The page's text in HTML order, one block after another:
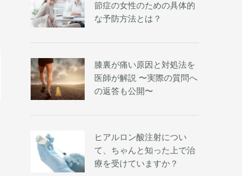
節症の女性のための具体的
な予防方法とは？
膝裏が痛い原因と対処法を
医師が解説 〜実際の質問へ
の返答も公開〜
ヒアルロン酸注射につい
て、ちゃんと知った上で治
療を受けていますか？